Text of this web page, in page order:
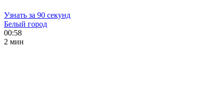
Узнать за 90 секунд
Белый город
00:58
2 мин